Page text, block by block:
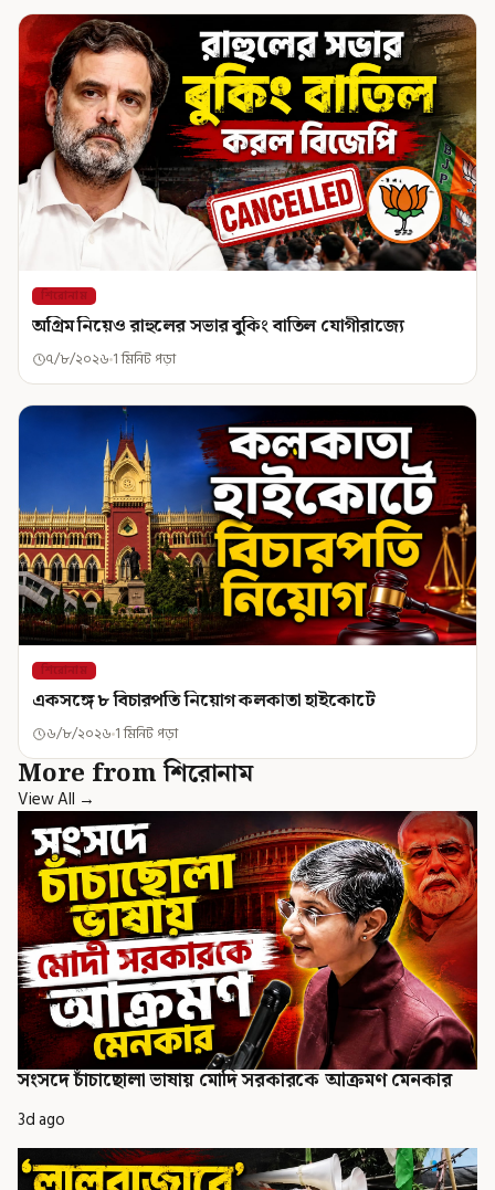
শিরোনাম
অগ্রিম নিয়েও রাহুলের সভার বুকিং বাতিল যোগীরাজ্যে
৭/৮/২০২৬ 1 মিনিট পড়া
শিরোনাম
একসঙ্গে ৮ বিচারপতি নিয়োগ কলকাতা হাইকোর্টে
৬/৮/২০২৬ 1 মিনিট পড়া
More from শিরোনাম
View All →
সংসদে চাঁচাছোলা ভাষায় মোদি সরকারকে আক্রমণ মেনকার
3d ago